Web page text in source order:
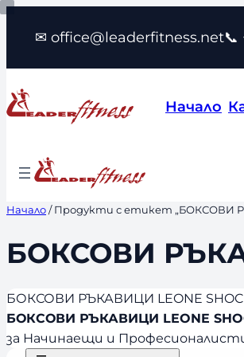
Към
съдържанието
✉ office@leaderfitness.net📞
Начало
Начало/ Продукти с етикет „БОКСОВИ
БОКСОВИ
БОКСОВИ РЪКАВИЦИ LEONE
БОКСОВИ РЪКАВИЦИ LEONE
за Начинаещи и